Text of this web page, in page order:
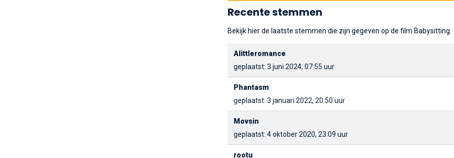
Recente stemmen
Bekijk hier de laatste stemmen die zijn gegeven op de film Babysitting.
Alittleromance
geplaatst: 3 juni 2024, 07:55 uur
Phantasm
geplaatst: 3 januari 2022, 20:50 uur
Movsin
geplaatst: 4 oktober 2020, 23:09 uur
rootu